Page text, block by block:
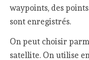
waypoints, des
sont enregistrés.
On peut choisir
satellite. On utilise